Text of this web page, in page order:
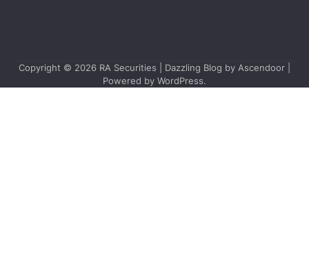
Copyright © 2026 RA Securities | Dazzling Blog by Ascendoor
Powered by WordPress.